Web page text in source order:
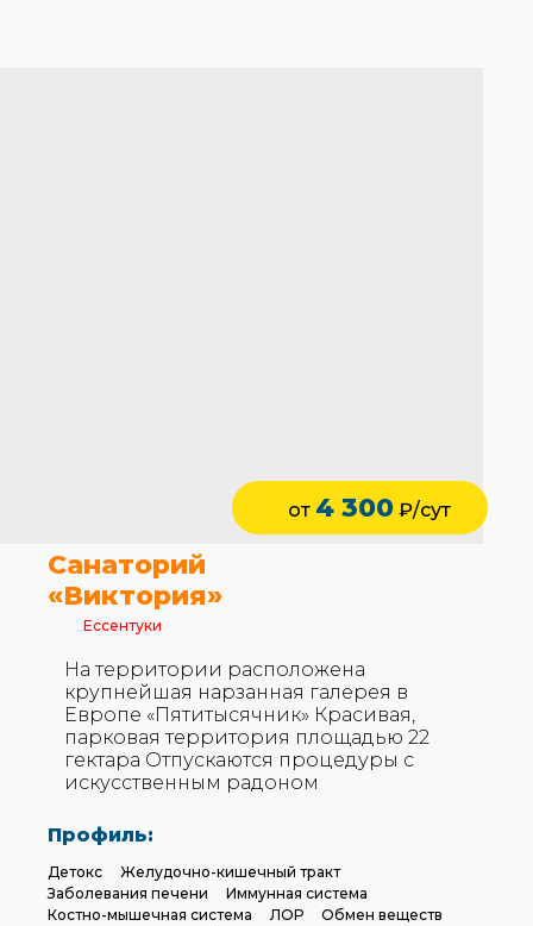
Санаторий
«Виктория»
Ессентуки
На территории расположена
крупнейшая нарзанная галерея в
Европе «Пятитысячник» Красивая,
парковая территория площадью 22
гектара Отпускаются процедуры с
искусственным радоном
Профиль:
Детокс
Желудочно-кишечный тракт
Заболевания печени
Иммунная система
Костно-мышечная система
ЛОР
Обмен веществ
от 4 300₽/сут